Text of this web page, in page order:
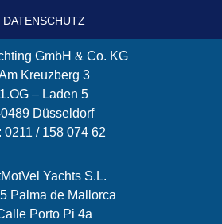
DATENSCHUTZ
GmbH & Co. KG
Kreuzberg 3
1.OG – Laden 5
Düsseldorf
0211 / 158 074 62
Yachts S.L.
Palma de Mallorca
Porto Pi 4a